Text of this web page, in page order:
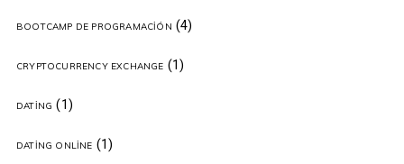
BOOTCAMP DE PROGRAMACIÓN (4)
CRYPTOCURRENCY EXCHANGE (1)
DATING (1)
DATING ONLINE (1)